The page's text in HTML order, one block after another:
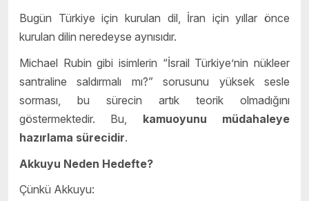
Bugün Türkiye için kurulan dil, İran için yıllar önce
kurulan dilin neredeyse aynısıdır.
Michael Rubin gibi isimlerin “İsrail Türkiye’nin nükleer
santraline saldırmalı mı?” sorusunu yüksek sesle
sorması, bu sürecin artık teorik olmadığını
göstermektedir. Bu, kamuoyunu müdahaleye
hazırlama sürecidir.
Akkuyu Neden Hedefte?
Çünkü Akkuyu: